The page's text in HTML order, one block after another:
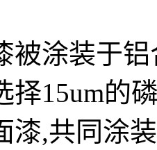
被涂装于
择15um的
漆,共同涂